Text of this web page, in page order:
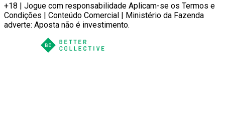
+18 | Jogue com responsabilidade Aplicam-se os Termos e
Condições | Conteúdo Comercial | Ministério da Fazenda
adverte: Aposta não é investimento.